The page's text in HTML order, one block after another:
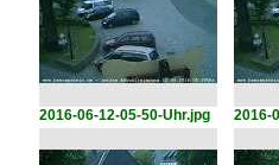
2016-06-12-05-50-Uhr.jpg 2016-